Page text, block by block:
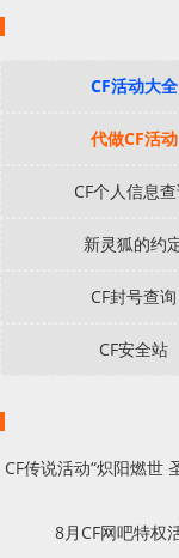
CF活动大全
代做CF活动
CF个人信息
新灵狐的约
CF封号查询
CF安全站
CF传说活动“炽阳燃世
8月CF网吧特权